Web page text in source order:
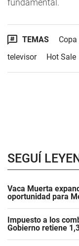
fundamental.
TEMAS
televisor
Hot Sale
SEGUÍ
Vaca Muerta
oportunidad para
Impuesto a los
Gobierno retiene